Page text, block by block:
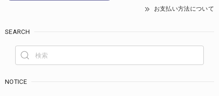
お支払い方法について
SEARCH
NOTICE